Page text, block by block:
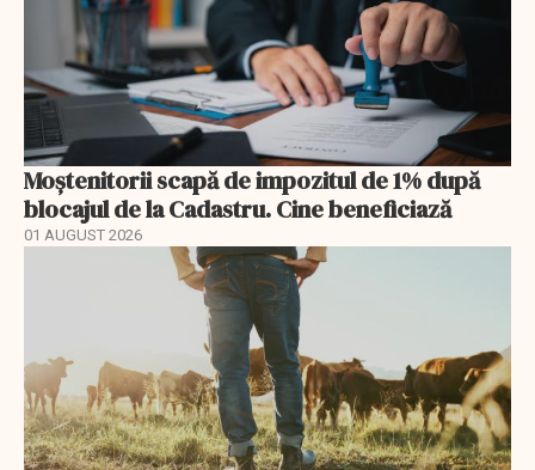
Moștenitorii scapă de impozitul de 1% după
blocajul de la Cadastru. Cine beneficiază
01 AUGUST 2026